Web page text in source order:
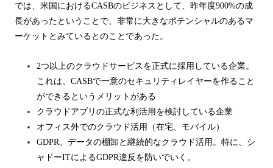
では、米国におけるCASBのビジネスとして、昨年度900%の成
長があったということで、非常に大きなポテンシャルのあるマ
ーケットとみているとのことであった。
2つ以上のクラウドサービスを正式に採用している企業。
これは、 CASBで一意のセキュリティレイヤーを作ること
ができるというメリットがある
クラウドアプリの正式な利活用を検討している企業
オフィス外でのクラウド活用（在宅、モバイル）
GDPR 。データの棚卸と継続的なクラウド活用。特に、シ
ャドーITによるGDPR違反を防いでいく。